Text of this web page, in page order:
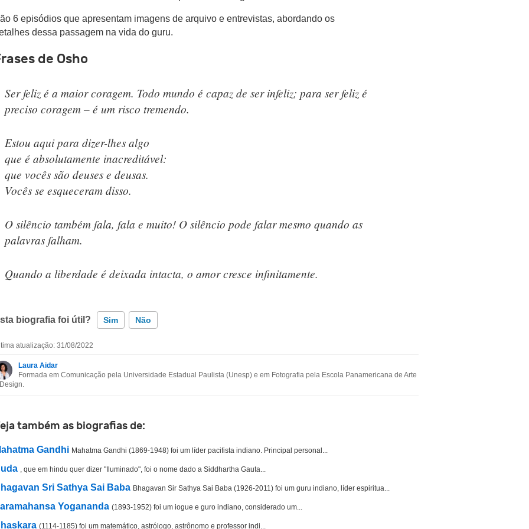
6 episódios que apresentam imagens de arquivo e entrevistas, abordando os
dessa passagem na vida do guru.
de Osho
Ser feliz é a maior coragem. Todo mundo é capaz de ser infeliz; para ser feliz é
preciso coragem – é um risco tremendo.
Estou aqui para dizer-lhes algo
que é absolutamente inacreditável:
que vocês são deuses e deusas.
Vocês se esqueceram disso.
O silêncio também fala, fala e muito! O silêncio pode falar mesmo quando as
palavras falham.
Quando a liberdade é deixada intacta, o amor cresce infinitamente.
biografia foi útil? Sim Não
Esta biografia não tem a informação que procuro
atualização: 31/08/2022
Laura Aidar
Formada em Comunicação pela Universidade Estadual Paulista (Unesp) e em Fotografia pela Escola Panamericana de Arte
também as biografias de:
Gandhi Mahatma Gandhi (1869-1948) foi um líder pacifista indiano. Principal personal...
, que em hindu quer dizer "Iluminado", foi o nome dado a Siddhartha Gauta...
Sri Sathya Sai Baba Bhagavan Sir Sathya Sai Baba (1926-2011) foi um guru indiano, líder espiritua...
Yogananda (1893-1952) foi um iogue e guro indiano, considerado um...
(1114-1185) foi um matemático, astrólogo, astrônomo e professor indi...